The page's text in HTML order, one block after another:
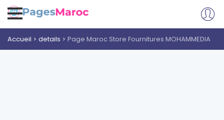
Accueil details Page Maroc Store Fournitures MOHAMMEDIA